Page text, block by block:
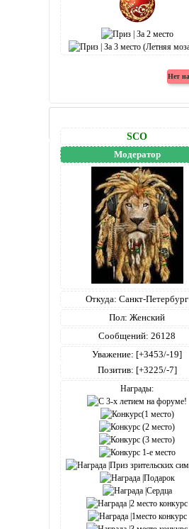
SCO
Модератор
Откуда: Санкт-Петербург
Пол: Женский
Сообщений: 26128
Уважение: [+3453/-19]
Позитив: [+3225/-7]
Награды: